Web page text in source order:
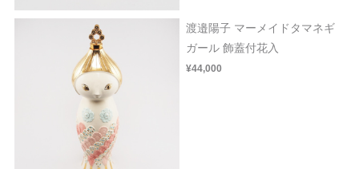
渡邉陽子 マーメイドタマネギ
ガール 飾蓋付花入
¥44,000